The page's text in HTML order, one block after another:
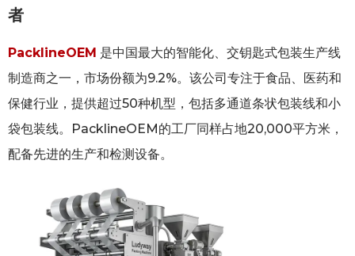
者
PacklineOEM 是中国最大的智能化、交钥匙式包装生产线
制造商之一，市场份额为9.2%。该公司专注于食品、医药和
保健行业，提供超过50种机型，包括多通道条状包装线和小
袋包装线。PacklineOEM的工厂同样占地20,000平方米，
配备先进的生产和检测设备。